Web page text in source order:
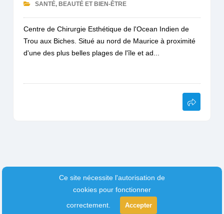
SANTÉ, BEAUTÉ ET BIEN-ÊTRE
Centre de Chirurgie Esthétique de l'Ocean Indien de
Trou aux Biches. Situé au nord de Maurice à proximité
d'une des plus belles plages de l'île et ad...
Ce site nécessite l'autorisation de
cookies pour fonctionner
correctement.
Accepter